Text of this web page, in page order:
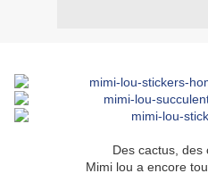
Des cactus, des
Mimi lou a encore